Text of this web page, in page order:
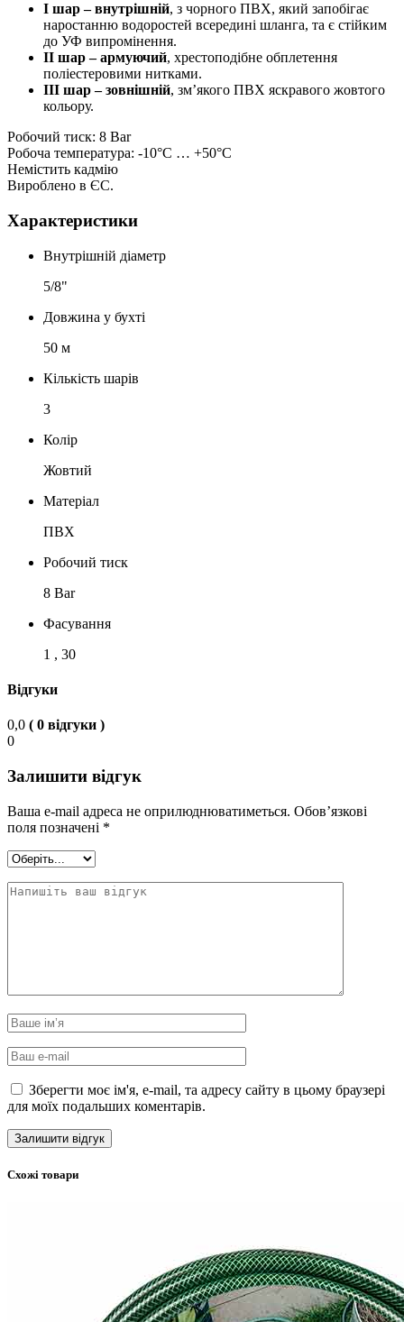
I шар – внутрішній, з чорного ПВХ, який запобігає
наростанню водоростей всередині шланга, та є стійким
до УФ випромінення.
II шар – армуючий, хрестоподібне обплетення
поліестеровими нитками.
III шар – зовнішній, зм’якого ПВХ яскравого жовтого
кольору.
Робочий тиск: 8 Bar
Робоча температура: -10°С … +50°С
Немістить кадмію
Вироблено в ЄС.
Характеристики
Внутрішній діаметр
5/8"
Довжина у бухті
50 м
Кількість шарів
3
Колір
Жовтий
Матеріал
ПВХ
Робочий тиск
8 Bar
Фасування
1 , 30
Відгуки
0,0 ( 0 відгуки )
0
Залишити відгук
Ваша e-mail адреса не оприлюднюватиметься. Обов’язкові
поля позначені *
Зберегти моє ім'я, e-mail, та адресу сайту в цьому браузері
для моїх подальших коментарів.
Схожі товари